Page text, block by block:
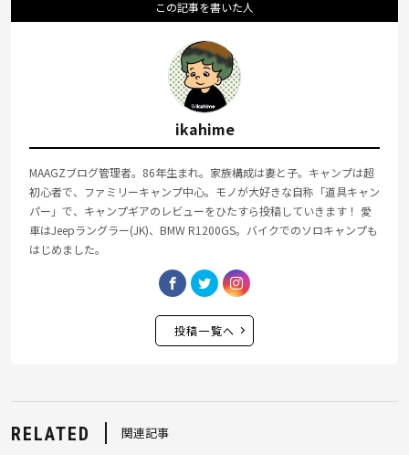
この記事を書いた人
ikahime
MAAGZブログ管理者。86年生まれ。家族構成は妻と子。キャンプは超
初心者で、ファミリーキャンプ中心。モノが大好きな自称「道具キャン
パー」で、キャンプギアのレビューをひたすら投稿していきます！ 愛
車はJeepラングラー(JK)、BMW R1200GS。バイクでのソロキャンプも
はじめました。
投稿一覧へ
RELATED 関連記事